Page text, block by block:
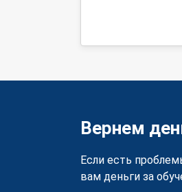
Вернем
Если есть
вам деньги за